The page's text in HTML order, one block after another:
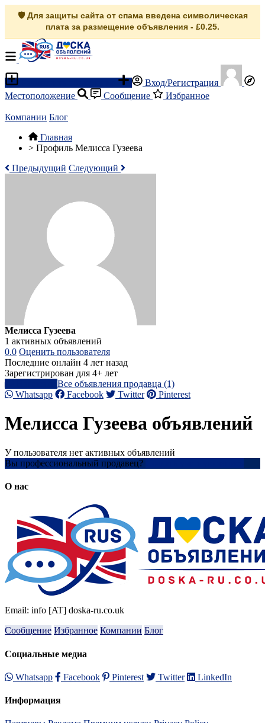
🛡️ Для защиты сайта от спама введена символическая
плата за размещение объявления - £0.25.
Вход/Регистрация
Местоположение
Сообщение Избранное
Компании Блог
Главная
> Профиль Мелисса Гузеева
Предыдущий Следующий
Мелисса Гузеева
1 активных объявлений
0.0 Оценить пользователя
Последние онлайн 4 лет назад
Зарегистрирован для 4+ лет
Все объявления продавца (1)
Whatsapp
Facebook Twitter Pinterest
Мелисса Гузеева объявлений
У пользователя нет активных объявлений
Вы профессиональный продавец?
О нас
Email: info [AT] doska-ru.co.uk
Сообщение Избранное Компании Блог
Социальные медиа
Whatsapp Facebook Pinterest Twitter LinkedIn
Информация